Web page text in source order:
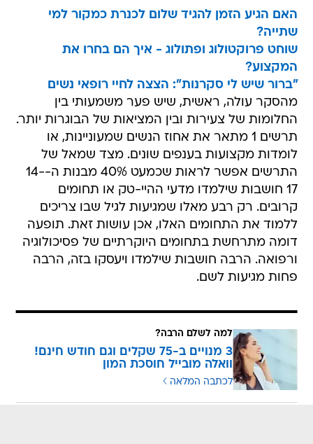
האם הגיע הזמן להגיד שלום לכנרת כמקור למי
שתייה?
שוחט פרוקטולוג ופתולוג - איך הם בחרו את
המקצוע?
"ברור שיש לי סקרנות": הצצה לחיי רופאי נשים
מהסקר עולה, ראשית, שיש פער משמעותי בין
החלומות של צעירות ובין המציאות של הבוגרות יותר.
תרשים 1 מתאר את אחוז הנשים שמעוניינות, או
לומדות מקצועות בענפים שונים. מצד שמאל של
התרשים אפשר לראות שכמעט 40% מבנות ה-14-
17 חושבות שילמדו מדעי ההיי-טק או תחומים
קרובים. רק רבע מאלו שמגיעות לגיל שבו צריכים
ללמוד את התחומים האלו, אכן עושות זאת. תופעה
דומה מתרחשת בתחומים היוקרתיים של פסיכולוגיה
ורפואה. הרבה חושבות שילמדו ויעסקו בזה, הרבה
פחות מגיעות לשם.
למה לשלם הרבה?
3 מנויים ב-75 שקלים וגם חודש חינם!
וואלה מובייל חוסכת המון
לכתבה המלאה